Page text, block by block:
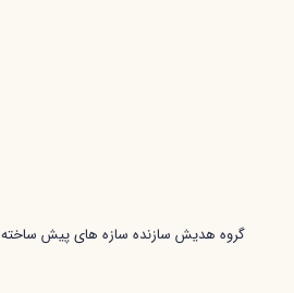
گروه هدیش سازنده سازه های پیش ساخته